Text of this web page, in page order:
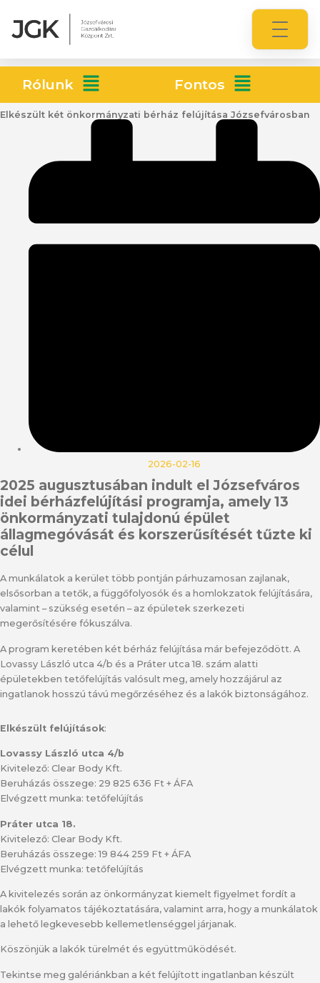
Rólunk Fontos
Elkészült két önkormányzati bérház felújítása Józsefvárosban
2026-02-16
2025 augusztusában indult el Józsefváros
idei bérházfelújítási programja, amely 13
önkormányzati tulajdonú épület
állagmegóvását és korszerűsítését tűzte ki
célul
A munkálatok a kerület több pontján párhuzamosan zajlanak,
elsősorban a tetők, a függőfolyosók és a homlokzatok felújítására,
valamint – szükség esetén – az épületek szerkezeti
megerősítésére fókuszálva.
A program keretében két bérház felújítása már befejeződött. A
Lovassy László utca 4/b és a Práter utca 18. szám alatti
épületekben tetőfelújítás valósult meg, amely hozzájárul az
ingatlanok hosszú távú megőrzéséhez és a lakók biztonságához.
Elkészült felújítások:
Lovassy László utca 4/b
Kivitelező: Clear Body Kft.
Beruházás összege: 29 825 636 Ft + ÁFA
Elvégzett munka: tetőfelújítás
Práter utca 18.
Kivitelező: Clear Body Kft.
Beruházás összege: 19 844 259 Ft + ÁFA
Elvégzett munka: tetőfelújítás
A kivitelezés során az önkormányzat kiemelt figyelmet fordít a
lakók folyamatos tájékoztatására, valamint arra, hogy a munkálatok
a lehető legkevesebb kellemetlenséggel járjanak.
Köszönjük a lakók türelmét és együttműködését.
Tekintse meg galériánkban a két felújított ingatlanban készült